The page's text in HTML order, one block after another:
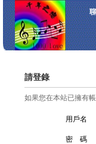
請登錄
如果您在本站已擁有
用戶名
密 碼